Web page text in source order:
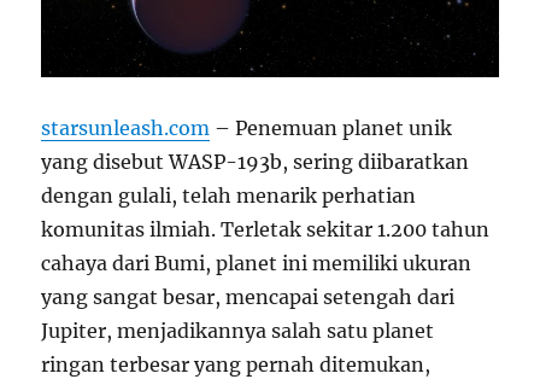
starsunleash.com – Penemuan planet unik
yang disebut WASP-193b, sering diibaratkan
dengan gulali, telah menarik perhatian
komunitas ilmiah. Terletak sekitar 1.200 tahun
cahaya dari Bumi, planet ini memiliki ukuran
yang sangat besar, mencapai setengah dari
Jupiter, menjadikannya salah satu planet
ringan terbesar yang pernah ditemukan,